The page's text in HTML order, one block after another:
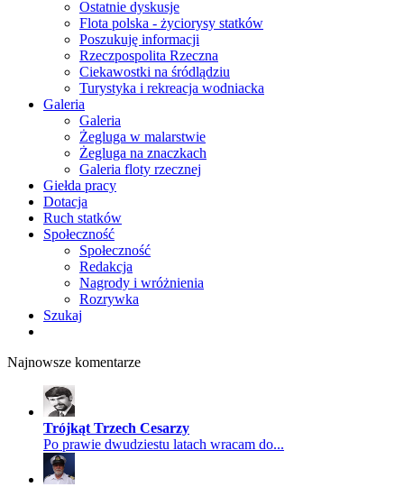
Ostatnie dyskusje
Flota polska - życiorysy statków
Poszukuję informacji
Rzeczpospolita Rzeczna
Ciekawostki na śródlądziu
Turystyka i rekreacja wodniacka
Galeria
Galeria
Żegluga w malarstwie
Żegluga na znaczkach
Galeria floty rzecznej
Giełda pracy
Dotacja
Ruch statków
Społeczność
Społeczność
Redakcja
Nagrody i wróżnienia
Rozrywka
Szukaj
Najnowsze komentarze
Trójkąt Trzech Cesarzy
Po prawie dwudziestu latach wracam do...